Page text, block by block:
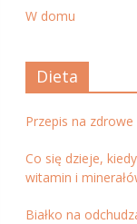
W domu
Dieta
Przepis na
Co się dzieje,
witamin i
Białko na